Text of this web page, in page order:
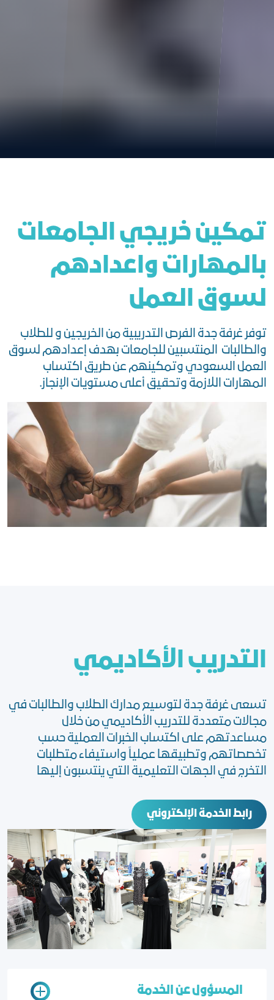
تمكين خريجي الجامعات
بالمهارات واعدادهم
لسوق العمل
توفر غرفة جدة الفرص التدريبية من الخريجين و للطلاب
والطالبات المنتسبين للجامعات بهدف إعدادهم لسوق
العمل السعودي وتمكينهم عن طريق اكتساب
المهارات اللازمة وتحقيق أعلى مستويات الإنجاز.
اﻟﺘﺪرﯾﺐ اﻟﺄﻛﺎدﯾﻤﻲ
تسعى غرفة جدة لتوسيع مدارك الطلاب والطالبات في
مجالات متعددة للتدريب الأكاديمي من خلال
مساعدتهم على اكتساب الخبرات العملية حسب
تخصصاتهم وتطبيقها عملياً واستيفاء متطلبات
التخرج في الجهات التعليمية التي ينتسبون إليها
رابط الخدمة الإلكتروني
المسؤول عن الخدمة